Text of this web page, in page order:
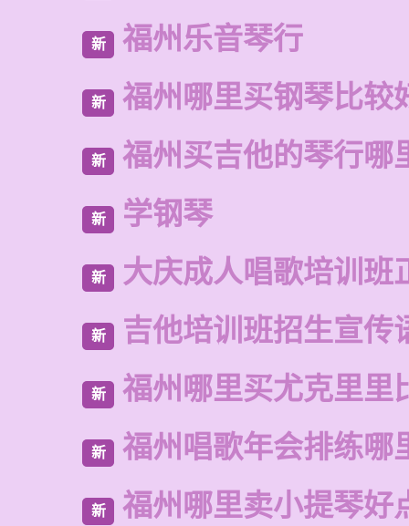
新 福州乐音琴行
新 福州哪里买钢琴比较
新 福州买吉他的琴行哪
新 学钢琴
新 大庆成人唱歌培训班
新 吉他培训班招生宣传
新 福州哪里买尤克里里
新 福州唱歌年会排练哪
新 福州哪里卖小提琴好